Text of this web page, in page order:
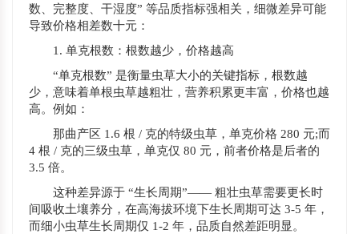
数、完整度、干湿度” 等品质指标强相关，细微差异可能
导致价格相差数十元：
1. 单克根数：根数越少，价格越高
“单克根数” 是衡量虫草大小的关键指标，根数越
少，意味着单根虫草越粗壮，营养积累更丰富，价格也越
高。例如：
那曲产区 1.6 根 / 克的特级虫草，单克价格 280 元;而
4 根 / 克的三级虫草，单克仅 80 元，前者价格是后者的
3.5 倍。
这种差异源于 “生长周期”—— 粗壮虫草需要更长时
间吸收土壤养分，在高海拔环境下生长周期可达 3-5 年，
而细小虫草生长周期仅 1-2 年，品质自然差距明显。